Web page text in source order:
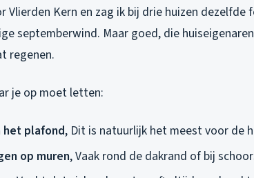
Vlierden Kern en zag ik bij drie huizen dezelfde
septemberwind. Maar goed, die
regenen.
je op moet letten:
het plafond, Dit is natuurlijk het meest voor de
op muren, Vaak rond de dakrand of bij